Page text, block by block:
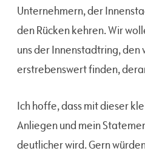
Unternehmern, der
den Rücken kehren. Wir
uns der Innenstadtring, den
erstrebenswert finden,
Ich hoffe, dass mit dieser
Anliegen und mein
deutlicher wird. Gern